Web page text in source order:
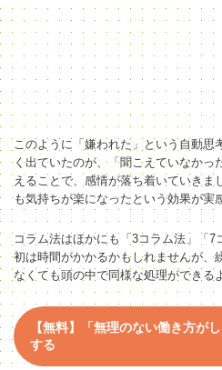
このように「嫌われた」という自動思
く出ていたのが、「聞こえていなか
えることで、感情が落ち着いていきま
も気持ちが楽になったという効果が実
コラム法はほかにも「3コラム法」「
初は時間がかかるかもしれませんが、
なくても頭の中で同様な処理ができる
【無料】「無理のない働き方が
する